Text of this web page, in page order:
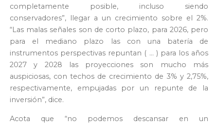
completamente posible, incluso siendo
conservadores”, llegar a un crecimiento sobre el 2%.
“Las malas señales son de corto plazo, para 2026, pero
para el mediano plazo las con una batería de
instrumentos perspectivas repuntan ( … ) para los años
2027 y 2028 las proyecciones son mucho más
auspiciosas, con techos de crecimiento de 3% y 2,75%,
respectivamente, empujadas por un repunte de la
inversión”, dice.
Acota que “no podemos descansar en un